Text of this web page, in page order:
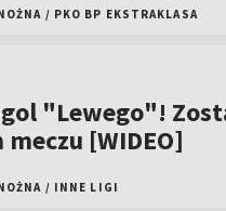
/ PKO BP EKSTRAKLASA
"Lewego"!
meczu [WIDEO]
/ INNE LIGI